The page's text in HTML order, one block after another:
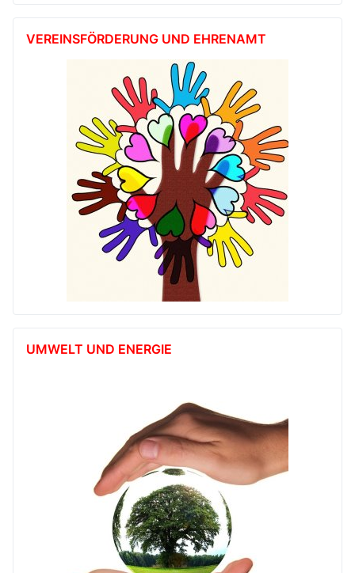
VEREINSFÖRDERUNG UND EHRENAMT
UMWELT UND ENERGIE